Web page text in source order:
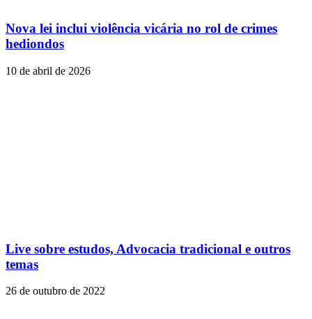
Nova lei inclui violência vicária no rol de crimes
hediondos
10 de abril de 2026
Live sobre estudos, Advocacia tradicional e outros
temas
26 de outubro de 2022